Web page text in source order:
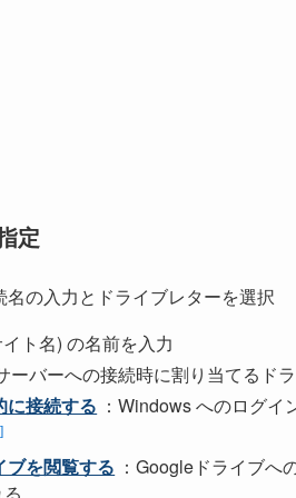
定
の入力とドライブレターを選択
イト名) の名前を入力
ーバーへの接続時に割り当てるド
に接続する ：Windows へのログ
ブを閲覧する ：Googleドライブ